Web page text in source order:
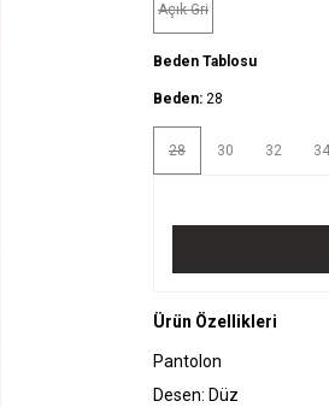
Açık Gri
Beden Tablosu
Beden: 28
28 30 32 34
Ürün Özellikleri
Pantolon
Desen: Düz